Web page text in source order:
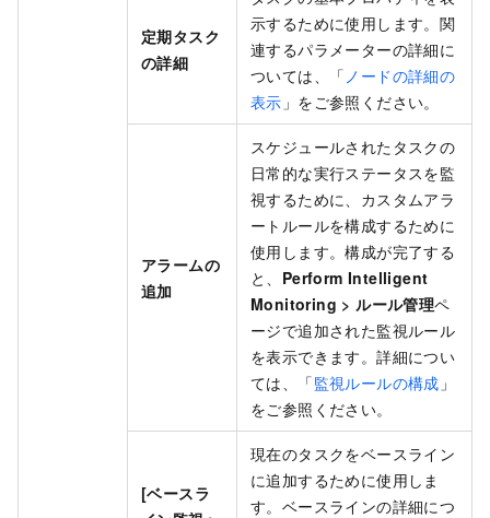
定期タスク
の詳細
示するために使用します。関
連するパラメーターの詳細に
ついては、「 ノードの詳細の
表示 」をご参照ください。
アラームの
追加
スケジュールされたタスクの
日常的な実行ステータスを監
視するために、カスタムアラ
ートルールを構成するために
使用します。構成が完了する
と、 Perform Intelligent
Monitoring > ルール管理ペ
ージで追加された監視ルール
を表示できます。詳細につい
ては、「監視ルールの構成 」
をご参照ください。
[ベースラ
現在のタスクをベースライン
に追加するために使用しま
す。ベースラインの詳細につ